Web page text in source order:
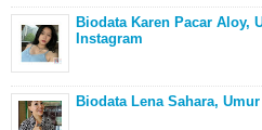
Biodata Karen Pacar Aloy,
Instagram
Biodata Lena Sahara,